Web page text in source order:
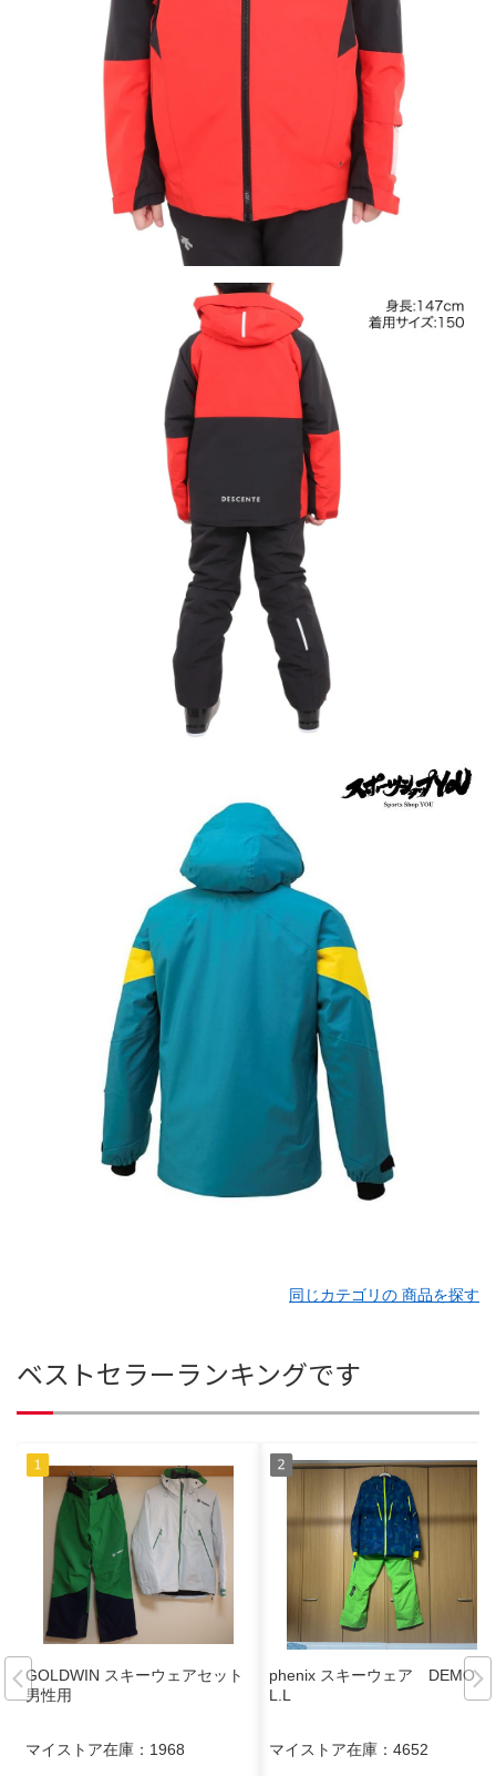
同じカテゴリの 商品を探す
ベストセラーランキングです
GOLDWIN スキーウェアセット
男性用
マイストア在庫： 1968
phenix スキーウェア DEMO X
L.L
マイストア在庫： 4652